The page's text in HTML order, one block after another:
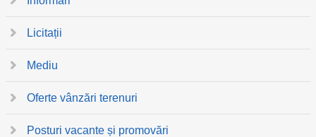
Licitații
Mediu
Oferte vânzări terenuri
Posturi vacante și promovări